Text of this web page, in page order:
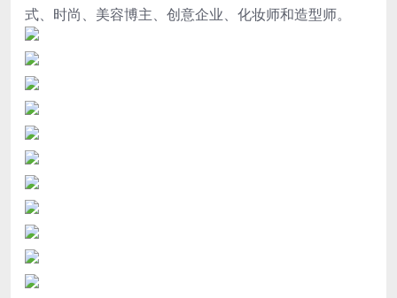
式、时尚、美容博主、创意企业、化妆师和造型师。